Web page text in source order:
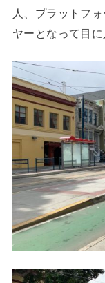
人、プラットフ
ヤーとなって目に